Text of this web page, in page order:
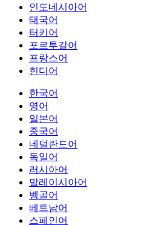
인도네시아어
태국어
터키어
포르투갈어
프랑스어
힌디어
한국어
영어
일본어
중국어
네덜란드어
독일어
러시아어
말레이시아어
벵골어
베트남어
스페인어